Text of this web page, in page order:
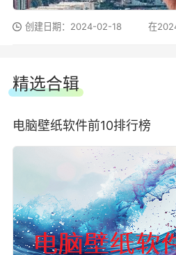
创建日期：2024-02-18 在
精选合辑
电脑壁纸软件前10排行榜